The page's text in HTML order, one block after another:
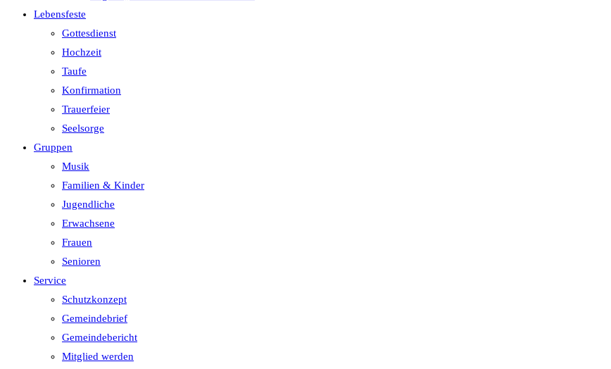
Lebensfeste
Gottesdienst
Hochzeit
Taufe
Konfirmation
Trauerfeier
Seelsorge
Gruppen
Musik
Familien & Kinder
Jugendliche
Erwachsene
Frauen
Senioren
Service
Schutzkonzept
Gemeindebrief
Gemeindebericht
Mitglied werden